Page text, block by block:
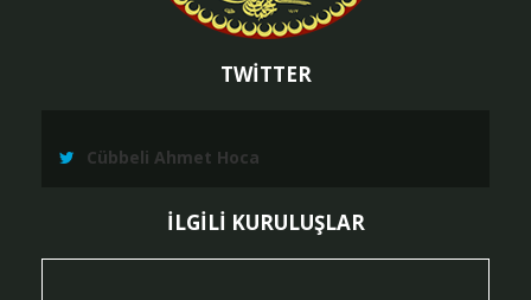
TWİTTER
Cübbeli Ahmet Hoca
İLGİLİ KURULUŞLAR